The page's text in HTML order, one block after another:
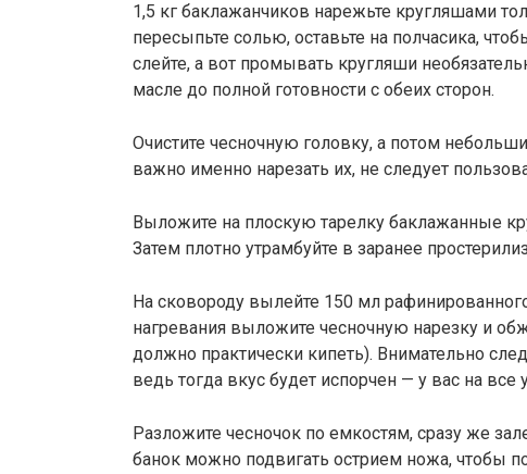
1,5 кг баклажанчиков нарежьте кругляшами
пересыпьте солью, оставьте на полчасика,
слейте, а вот промывать кругляши
масле до полной готовности с обеих сторон.
Очистите чесночную головку, а потом
важно именно нарезать их, не следует
Выложите на плоскую тарелку баклажанные
Затем плотно утрамбуйте в заранее
На сковороду вылейте 150 мл
нагревания выложите чесночную нарезку и
должно практически кипеть). Внимательно
ведь тогда вкус будет испорчен — у вас на все
Разложите чесночок по емкостям, сразу же
банок можно подвигать острием ножа, чтобы